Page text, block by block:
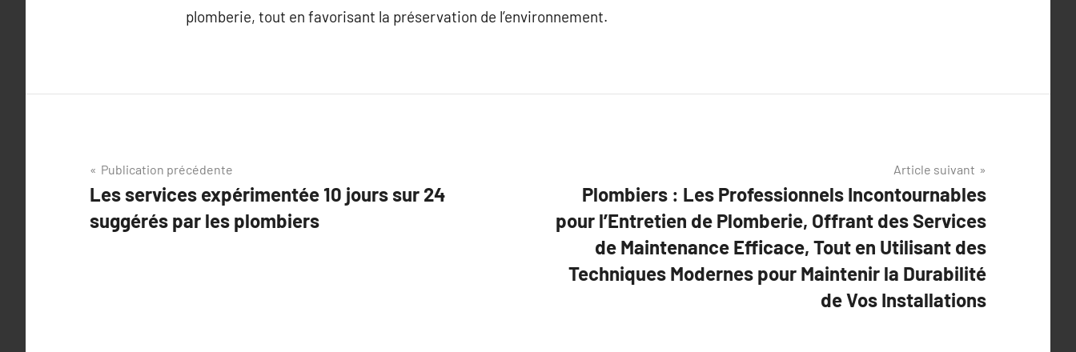
plomberie, tout en favorisant la préservation de l’environnement.
Navigation
de
l’article
Publication précédente
Les services expérimentée 10 jours sur 24
suggérés par les plombiers
Article suivant
Plombiers : Les Professionnels Incontournables
pour l’Entretien de Plomberie, Offrant des Services
de Maintenance Efficace, Tout en Utilisant des
Techniques Modernes pour Maintenir la Durabilité
de Vos Installations